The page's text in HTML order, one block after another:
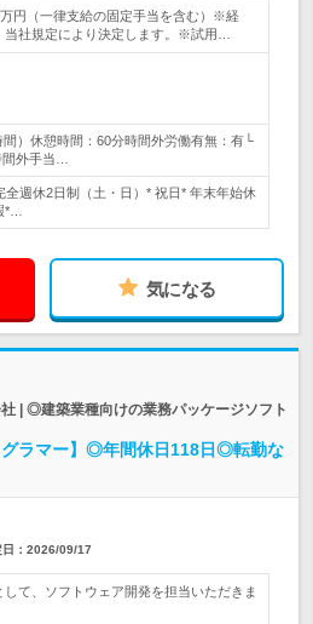
円（一律支給の固定手当を含む）※経
当社規定により決定します。※試用…
間）休憩時間：60分時間外労働有無：有└
外手当…
週休2日制（土・日）* 祝日* 年末年始休
*…
気になる
| ◎建築業種向けの業務パッケージソフト
グラマー】◎年間休日118日◎転勤な
： 2026/09/17
て、ソフトウェア開発を担当いただきま